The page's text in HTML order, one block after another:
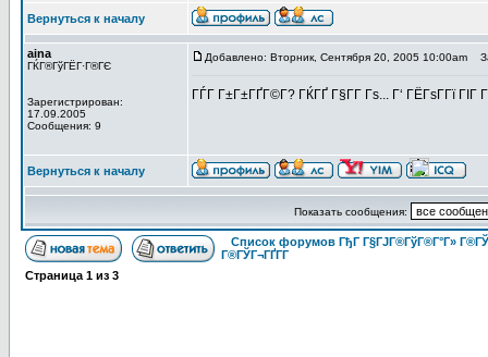
Вернуться к началу
aina
ГЌГ®ГўГЁГ·Г®ГЄ
Зарегистрирован:
17.09.2005
Сообщения: 9
Добавлено: Вторник, Сентября 20, 2005 10:00am
ГЃГ Г±Г±ГҐГ©Г­? ГЌГҐ Г§Г­Г Гѕ... Г‘ ГЁГѕГ­Гї ГІГ
Вернуться к началу
Показать сообщения:
Список форумов ГђГ Г§ГЈГ®ГўГ®Г°Г»
Г®ГЎГ¬ГҐГ­Г
Страница 1 из 3